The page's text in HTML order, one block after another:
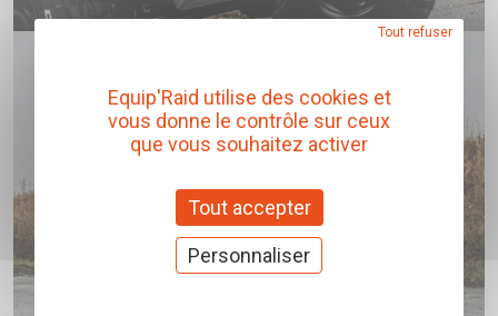
Equip'Raid utilise des cookies et
vous donne le contrôle sur ceux
que vous souhaitez activer
Tout accepter
Tout refuser
Personnaliser